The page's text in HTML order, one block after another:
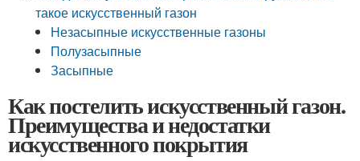
такое искусственный газон
Незасыпные искусственные газоны
Полузасыпные
Засыпные
Как постелить искусственный газон.
Преимущества и недостатки
искусственного покрытия